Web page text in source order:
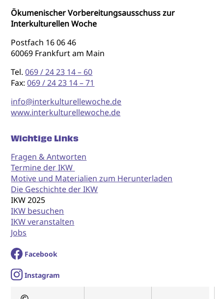
Ökumenischer Vorbereitungsausschuss zur
Interkulturellen Woche
Postfach 16 06 46
60069 Frankfurt am Main
Tel.069 / 24 23 14 – 60
Fax:069 / 24 23 14 – 71
info@interkulturellewoche.de
www.interkulturellewoche.de
Wichtige Links
Fragen & Antworten
Termine der IKW
Motive und Materialien zum Herunterladen
Die Geschichte der IKW
IKW 2025
IKW besuchen
IKW veranstalten
Jobs
Facebook
Instagram